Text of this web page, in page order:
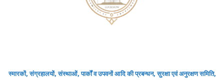
स्मारकों, संग्रहालयों, संस्थाओं, पार्कों व उपवनों आदि की प्रबन्धन, सुरक्षा एवं अनुरक्षण समिति,